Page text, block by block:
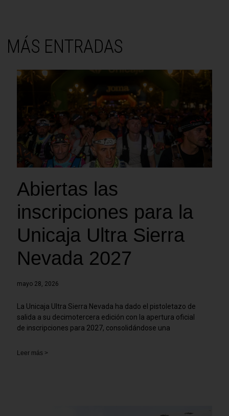
MÁS ENTRADAS
Abiertas las
inscripciones para la
Unicaja Ultra Sierra
Nevada 2027
mayo 28, 2026
La Unicaja Ultra Sierra Nevada ha dado el pistoletazo de
salida a su decimotercera edición con la apertura oficial
de inscripciones para 2027, consolidándose una
Leer más >